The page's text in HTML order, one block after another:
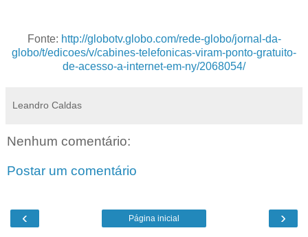
Fonte: http://globotv.globo.com/rede-globo/jornal-da-
globo/t/edicoes/v/cabines-telefonicas-viram-ponto-gratuito-
de-acesso-a-internet-em-ny/2068054/
Leandro Caldas
Nenhum comentário:
Postar um comentário
‹ ›
Página inicial